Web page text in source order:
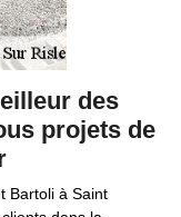
des
projets de
Bartoli à Saint